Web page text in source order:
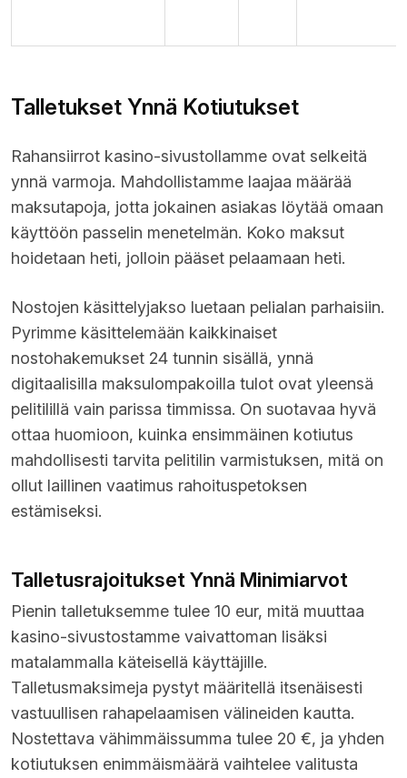
Talletukset Ynnä Kotiutukset
Rahansiirrot kasino-sivustollamme ovat selkeitä
ynnä varmoja. Mahdollistamme laajaa määrää
maksutapoja, jotta jokainen asiakas löytää omaan
käyttöön passelin menetelmän. Koko maksut
hoidetaan heti, jolloin pääset pelaamaan heti.
Nostojen käsittelyjakso luetaan pelialan parhaisiin.
Pyrimme käsittelemään kaikkinaiset
nostohakemukset 24 tunnin sisällä, ynnä
digitaalisilla maksulompakoilla tulot ovat yleensä
pelitilillä vain parissa timmissa. On suotavaa hyvä
ottaa huomioon, kuinka ensimmäinen kotiutus
mahdollisesti tarvita pelitilin varmistuksen, mitä on
ollut laillinen vaatimus rahoituspetoksen
estämiseksi.
Talletusrajoitukset Ynnä Minimiarvot
Pienin talletuksemme tulee 10 eur, mitä muuttaa
kasino-sivustostamme vaivattoman lisäksi
matalammalla käteisellä käyttäjille.
Talletusmaksimeja pystyt määritellä itsenäisesti
vastuullisen rahapelaamisen välineiden kautta.
Nostettava vähimmäissumma tulee 20 €, ja yhden
kotiutuksen enimmäismäärä vaihtelee valitusta